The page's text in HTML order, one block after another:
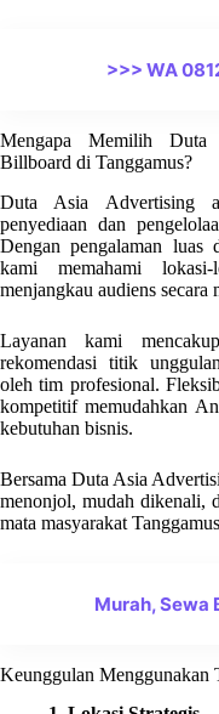
>>> WA
Mengapa Memilih
Billboard di Tanggamus?
Duta Asia Advertising
penyediaan dan
Dengan pengalaman
kami memahami
menjangkau audiens secara
Layanan kami
rekomendasi titik
oleh tim profesional.
kompetitif memudahkan
kebutuhan bisnis.
Bersama Duta Asia
menonjol, mudah dikenali,
mata masyarakat
Murah, Sewa
Keunggulan Menggunakan